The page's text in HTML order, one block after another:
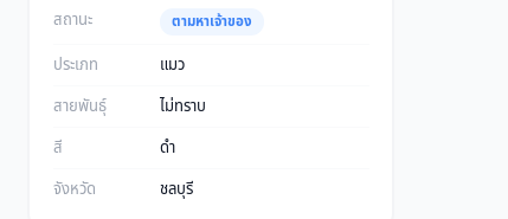
สถานะ ตามหาเจ้าของ
ประเภท
แมว
สายพันธุ์
ไม่ทราบ
สี
ดำ
จังหวัด
ชลบุรี